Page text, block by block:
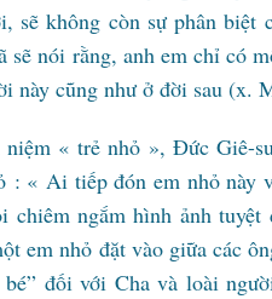
sẽ không còn sự phân biệt
nói rằng, anh em chỉ có
này cũng như ở đời sau (x.
« trẻ nhỏ », Đức Giê-
: « Ai tiếp đón em nhỏ này
ngắm hình ảnh tuyệt
em nhỏ đặt vào giữa các
đối với Cha và loài